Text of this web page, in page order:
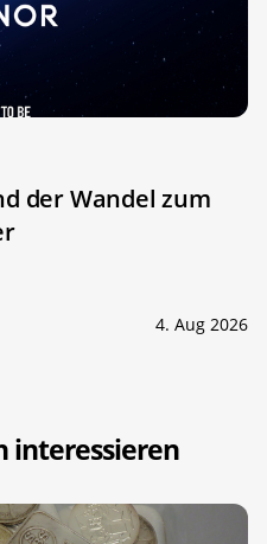
der Wandel zum
4. Aug 2026
interessieren